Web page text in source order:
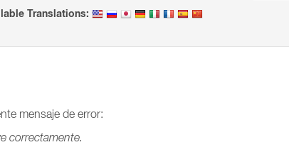
Translations:
mensaje de error:
correctamente.